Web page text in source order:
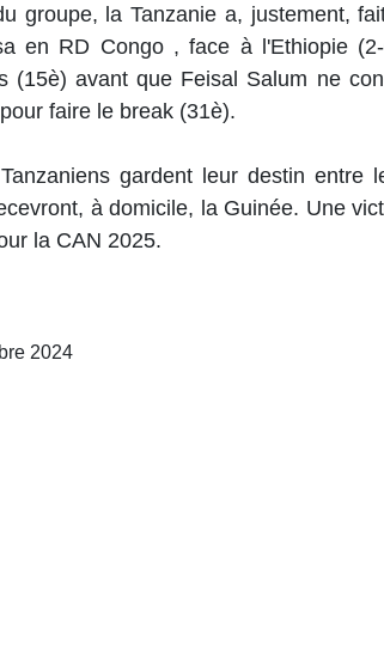
groupe, la Tanzanie a, justement,
en RD Congo , face à l'Ethiopie
(15è) avant que Feisal Salum ne
faire le break (31è).
gardent leur destin entre
à domicile, la Guinée. Une
la CAN 2025.
2024